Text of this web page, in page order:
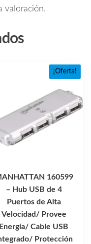
valoración.
¡Oferta!
160599
– Hub USB de 4
Puertos de Alta
Velocidad/ Provee
Energía/ Cable USB
Protección